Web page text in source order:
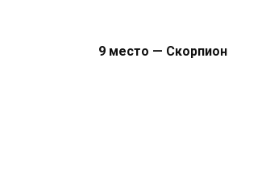
9 место — Скорпион